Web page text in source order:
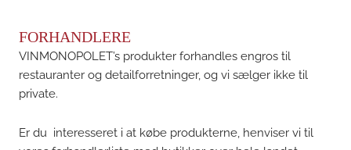
FORHANDLERE
VINMONOPOLET’s produkter forhandles engros til
restauranter og detailforretninger, og vi sælger ikke til
private.
Er du interesseret i at købe produkterne, henviser vi til